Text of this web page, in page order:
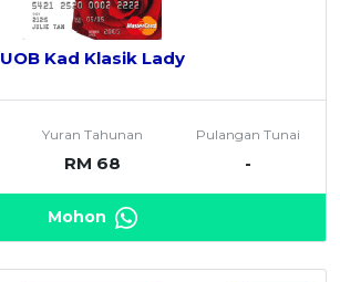
UOB Kad Klasik Lady
Yuran Tahunan
RM 68
Pulangan Tunai
-
Mohon